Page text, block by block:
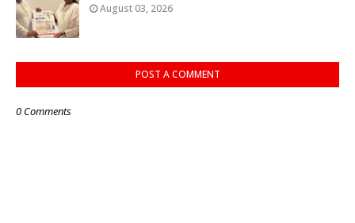
August 03, 2026
POST A COMMENT
0 Comments